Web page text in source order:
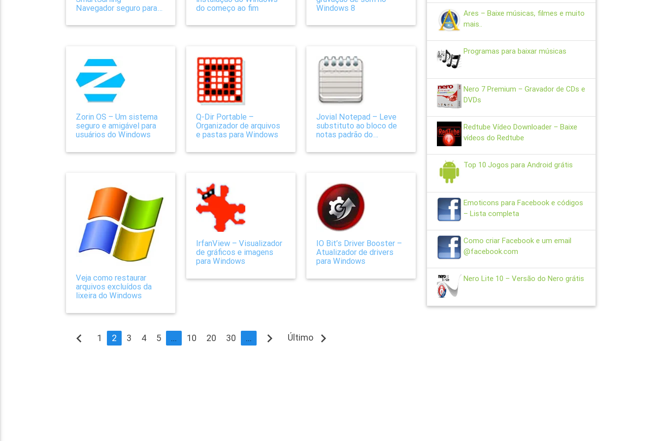
Navegador seguro para
do começo ao fim
Windows 8
Zorin OS – Um sistema
seguro e amigável para
usuários do Windows
Q-Dir Portable –
Organizador de arquivos
e pastas para Windows
Jovial Notepad – Leve
substituto ao bloco de
notas padrão do
Veja como restaurar
arquivos excluídos da
lixeira do Windows
IrfanView – Visualizador
de gráficos e imagens
para Windows
IO Bit’s Driver Booster –
Atualizador de drivers
para Windows
navigate_before 1 2 3 4 5 ... 10 20 30 ... navigate_next Último navigate_next
Ares – Baixe músicas, filmes e muito
mais..
Programas para baixar músicas
Nero 7 Premium – Gravador de CDs e
DVDs
Redtube Vídeo Downloader – Baixe
vídeos do Redtube
Top 10 Jogos para Android grátis
Emoticons para Facebook e códigos
– Lista completa
Como criar Facebook e um email
@facebook.com
Nero Lite 10 – Versão do Nero grátis